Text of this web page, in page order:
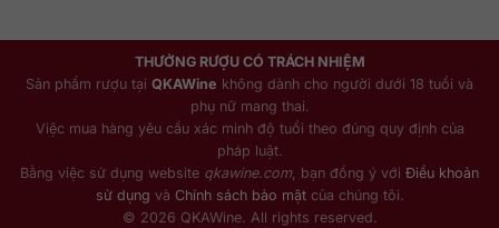
THƯỞNG RƯỢU CÓ TRÁCH NHIỆM
Sản phẩm rượu tại QKAWine không dành cho người dưới 18 tuổi và
phụ nữ mang thai.
Việc mua hàng yêu cầu xác minh độ tuổi theo đúng quy định của
pháp luật.
Bằng việc sử dụng website qkawine.com , bạn đồng ý với Điều khoản
sử dụng và Chính sách bảo mậtcủa chúng tôi.
© 2026 QKAWine. All rights reserved.